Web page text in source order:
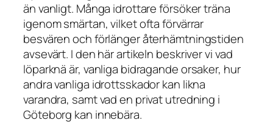
än vanligt. Många idrottare försöker träna
igenom smärtan, vilket ofta förvärrar
besvären och förlänger återhämtningstiden
avsevärt. I den här artikeln beskriver vi vad
löparknä är, vanliga bidragande orsaker, hur
andra vanliga idrottsskador kan likna
varandra, samt vad en privat utredning i
Göteborg kan innebära.